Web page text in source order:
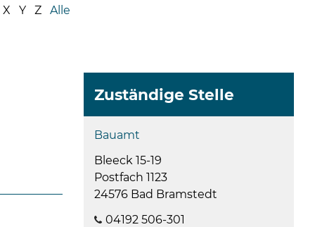
und
18
X Y Z Alle
Zuständige Stelle
Bauamt
Bleeck 15-19
Postfach 1123
24576 Bad Bramstedt
04192 506-301